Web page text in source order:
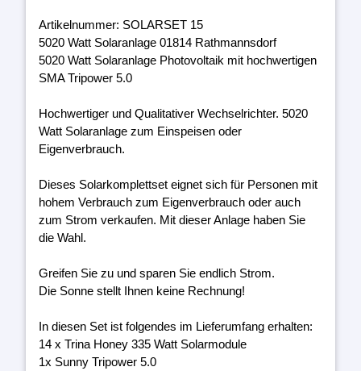
Artikelnummer: SOLARSET 15
5020 Watt Solaranlage 01814 Rathmannsdorf
5020 Watt Solaranlage Photovoltaik mit hochwertigen
SMA Tripower 5.0
Hochwertiger und Qualitativer Wechselrichter. 5020
Watt Solaranlage zum Einspeisen oder
Eigenverbrauch.
Dieses Solarkomplettset eignet sich für Personen mit
hohem Verbrauch zum Eigenverbrauch oder auch
zum Strom verkaufen. Mit dieser Anlage haben Sie
die Wahl.
Greifen Sie zu und sparen Sie endlich Strom.
Die Sonne stellt Ihnen keine Rechnung!
In diesen Set ist folgendes im Lieferumfang erhalten:
14 x Trina Honey 335 Watt Solarmodule
1x Sunny Tripower 5.0